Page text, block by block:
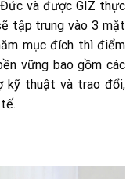
và được GIZ thực
tập trung vào 3 mặt
mục đích thì điểm
vững bao gồm các
kỹ thuật và trao đổi,